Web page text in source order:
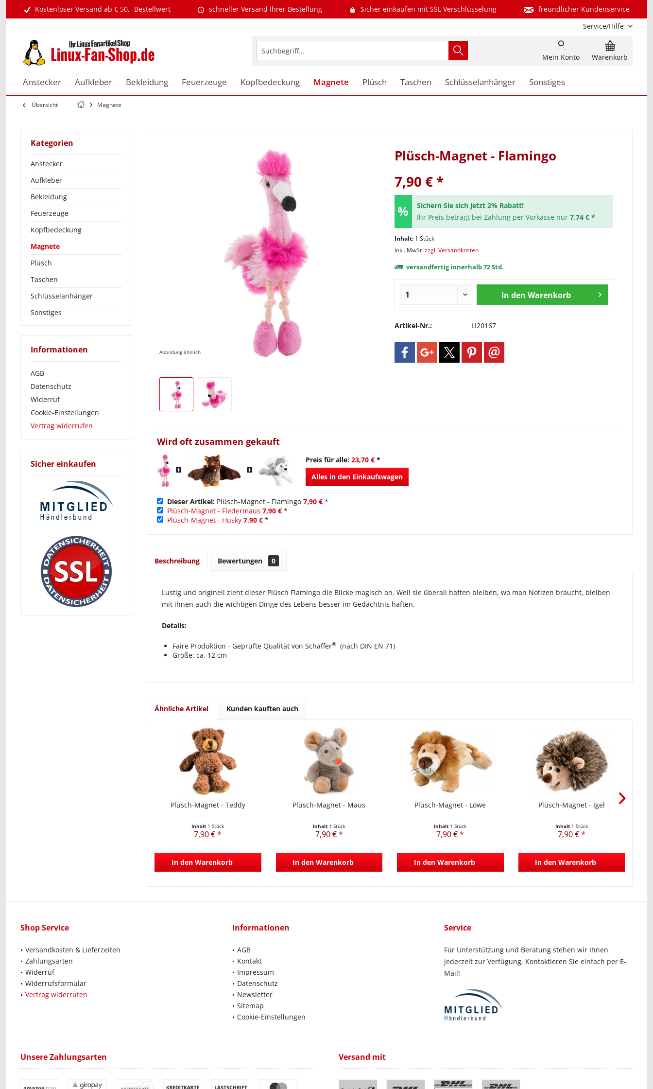
Kostenloser Versand ab € 50,- Bestellwert schneller Versand Ihrer Bestellung Sicher einkaufen mit SSL Verschlüsselung
freundlicher Kundenservice
Service/Hilfe
Warenkorb
Mein Konto
Anstecker Aufkleber Bekleidung Feuerzeuge Kopfbedeckung Magnete Plüsch Taschen Schlüsselanhänger Sonstiges
Übersicht Magnete
Kategorien
Anstecker
Aufkleber
Bekleidung
Feuerzeuge
Kopfbedeckung
Magnete
Plüsch
Taschen
Schlüsselanhänger
Sonstiges
Informationen
AGB
Datenschutz
Widerruf
Cookie-Einstellungen
Vertrag widerrufen
Sicher einkaufen
Abbildung ähnlich
Plüsch-Magnet - Flamingo
7,90 € *
Sichern Sie sich jetzt 2% Rabatt!
Ihr Preis beträgt bei Zahlung per Vorkasse nur 7,74 € *
Inhalt: 1 Stück
inkl. MwSt.zzgl. Versandkosten
versandfertig innerhalb 72 Std.
In den Warenkorb
Artikel-Nr.: LI20167
Wird oft zusammen gekauft
Preis für alle: 23,70 €*
Alles in den Einkaufswagen
Dieser Artikel: Plüsch-Magnet - Flamingo 7,90 € *
Plüsch-Magnet - Fledermaus 7,90 € *
Plüsch-Magnet - Husky 7,90 € *
Beschreibung Bewertungen 0
Lustig und originell zieht dieser Plüsch Flamingo die Blicke magisch an. Weil sie überall haften bleiben, wo man Notizen braucht, bleiben
mit ihnen auch die wichtigen Dinge des Lebens besser im Gedächtnis haften.
Details:
Faire Produktion - Geprüfte Qualität von Schaffer® (nach DIN EN 71)
Größe: ca. 12 cm
Ähnliche Artikel Kunden kauften auch
Plüsch-Magnet - Teddy
Inhalt 1 Stück
7,90 € *
In den Warenkorb
Plüsch-Magnet - Maus
Inhalt 1 Stück
7,90 € *
In den Warenkorb
Plüsch-Magnet - Löwe
Inhalt 1 Stück
7,90 € *
In den Warenkorb
Plüsch-Magnet - Igel
Inhalt 1 Stück
7,90 € *
In den Warenkorb
Shop Service
Versandkosten & Lieferzeiten
Zahlungsarten
Widerruf
Widerrufsformular
Vertrag widerrufen
Informationen
AGB
Kontakt
Impressum
Datenschutz
Newsletter
Sitemap
Cookie-Einstellungen
Service
Für Unterstützung und Beratung stehen wir Ihnen
jederzeit zur Verfügung. Kontaktieren Sie einfach per E-
Mail!
Unsere Zahlungsarten Versand mit